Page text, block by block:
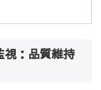
視：品質維持